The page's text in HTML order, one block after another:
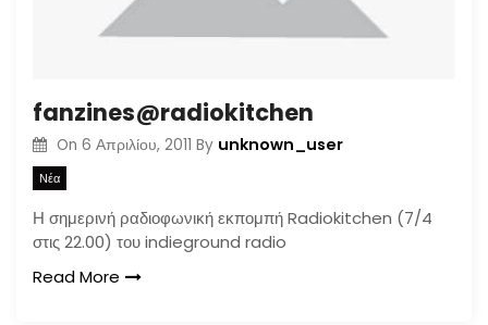
fanzines@radiokitchen
On 6 Απριλίου, 2011 By unknown_user
Νέα
Η σημερινή ραδιοφωνική εκπομπή Radiokitchen (7/4
στις 22.00) του indieground radio
Read More